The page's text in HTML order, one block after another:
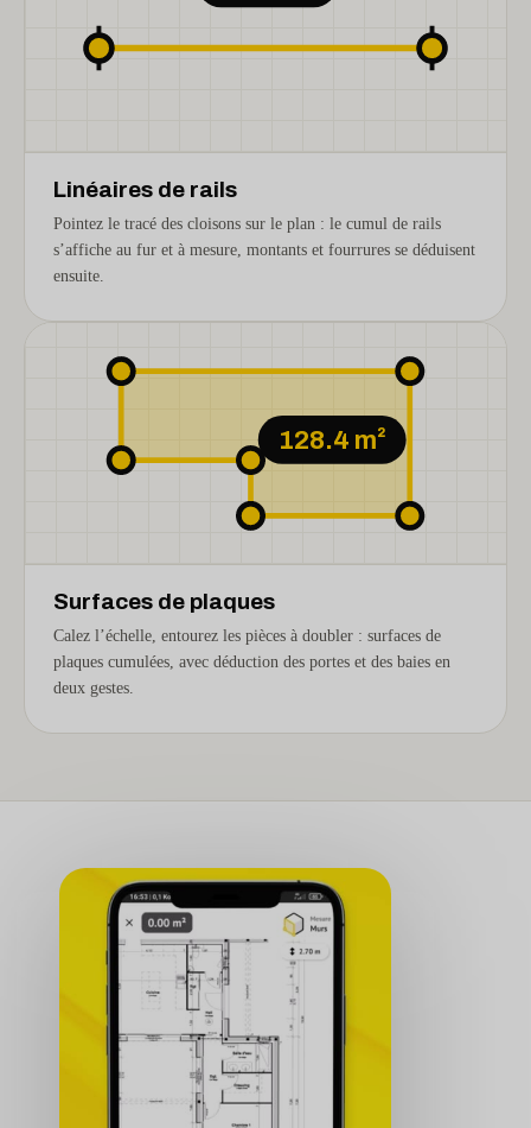
Linéaires de rails
Pointez le tracé des cloisons sur le plan : le cumul de rails
s’affiche au fur et à mesure, montants et fourrures se déduisent
ensuite.
128.4 m²
Surfaces de plaques
Calez l’échelle, entourez les pièces à doubler : surfaces de
plaques cumulées, avec déduction des portes et des baies en
deux gestes.